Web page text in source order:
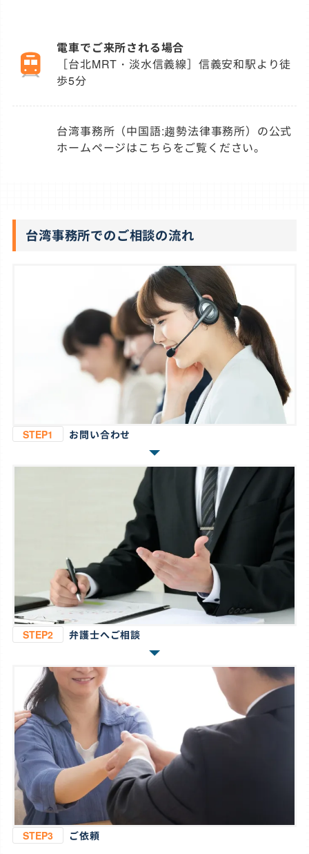
電車でご来所される場合
［台北MRT・淡水信義線］信義安和駅より徒
歩5分
台湾事務所（中国語:趨勢法律事務所）の公式
ホームページはこちらをご覧ください。
台湾事務所でのご相談の流れ
STEP1 お問い合わせ
STEP2 弁護士へご相談
STEP3 ご依頼